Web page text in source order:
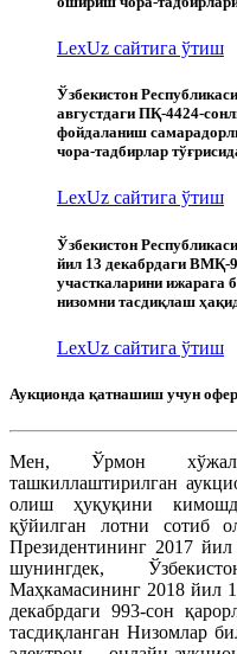
LexUz сайтига ўтиш
Ўзбекистон
августдаги ПҚ-4424-
фойдаланиш
чора-тадбирлар
LexUz сайтига ўтиш
Ўзбекистон
йил 13 декабрдаги ВМҚ-
участкаларини ижарага
низомни тасдиқлаш
LexUz сайтига ўтиш
Аукционда қатнашиш учун
Мен, Ўрмон
ташкиллаштирилган
олиш ҳуқуқини
қўйилган лотни сотиб
Президентининг 2017
шунингдек,
Маҳкамасининг 2018 йил
декабрдаги 993-сон
тасдиқланган Низомлар